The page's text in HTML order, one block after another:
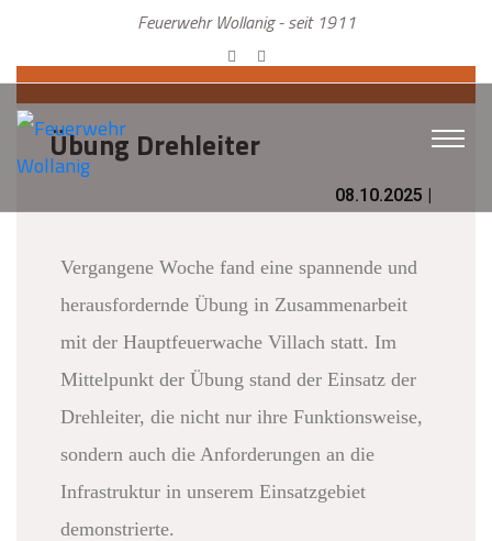
Feuerwehr Wollanig - seit 1911
Übung Drehleiter
08.10.2025 |
Vergangene Woche fand eine spannende und
herausfordernde Übung in Zusammenarbeit
mit der Hauptfeuerwache Villach statt. Im
Mittelpunkt der Übung stand der Einsatz der
Drehleiter, die nicht nur ihre Funktionsweise,
sondern auch die Anforderungen an die
Infrastruktur in unserem Einsatzgebiet
demonstrierte.